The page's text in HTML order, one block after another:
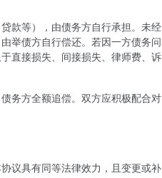
款等），由债务方自行承担。未经
举债方自行偿还。若因一方债务问
直接损失、间接损失、律师费、诉
务方全额追偿。双方应积极配合对
议具有同等法律效力，且变更或补